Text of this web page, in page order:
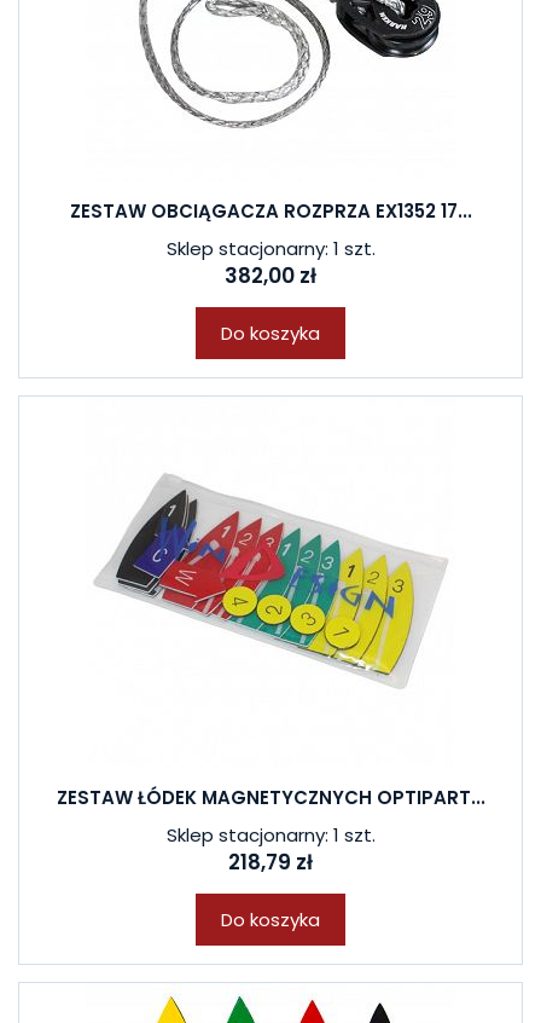
ZESTAW OBCIĄGACZA ROZPRZA EX1352 17...
Sklep stacjonarny: 1 szt.
382,00 zł
Do koszyka
ZESTAW ŁÓDEK MAGNETYCZNYCH OPTIPART...
Sklep stacjonarny: 1 szt.
218,79 zł
Do koszyka